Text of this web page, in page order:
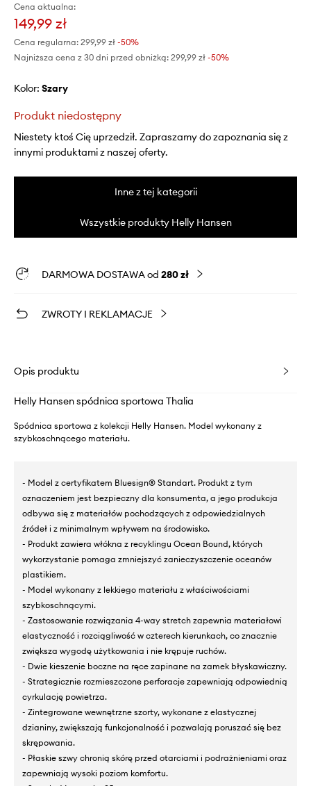
Cena aktualna:
149,99 zł
Cena regularna: 299,99 zł -50%
Najniższa cena z 30 dni przed obniżką: 299,99 zł -50%
Kolor: szary
Produkt niedostępny
Niestety ktoś Cię uprzedził. Zapraszamy do zapoznania się z
innymi produktami z naszej oferty.
Inne z tej kategorii
Wszystkie produkty Helly Hansen
DARMOWA DOSTAWA od 280 zł
ZWROTY I REKLAMACJE
Opis produktu
Helly Hansen spódnica sportowa Thalia
Spódnica sportowa z kolekcji Helly Hansen. Model wykonany z
szybkoschnącego materiału.
- Model z certyfikatem Bluesign® Standart. Produkt z tym
oznaczeniem jest bezpieczny dla konsumenta, a jego produkcja
odbywa się z materiałów pochodzących z odpowiedzialnych
źródeł i z minimalnym wpływem na środowisko.
- Produkt zawiera włókna z recyklingu Ocean Bound, których
wykorzystanie pomaga zmniejszyć zanieczyszczenie oceanów
plastikiem.
- Model wykonany z lekkiego materiału z właściwościami
szybkoschnącymi.
- Zastosowanie rozwiązania 4-way stretch zapewnia materiałowi
elastyczność i rozciągliwość w czterech kierunkach, co znacznie
zwiększa wygodę użytkowania i nie krępuje ruchów.
- Dwie kieszenie boczne na ręce zapinane na zamek błyskawiczny.
- Strategicznie rozmieszczone perforacje zapewniają odpowiednią
cyrkulację powietrza.
- Zintegrowane wewnętrzne szorty, wykonane z elastycznej
dzianiny, zwiększają funkcjonalność i pozwalają poruszać się bez
skrępowania.
- Płaskie szwy chronią skórę przed otarciami i podrażnieniami oraz
zapewniają wysoki poziom komfortu.